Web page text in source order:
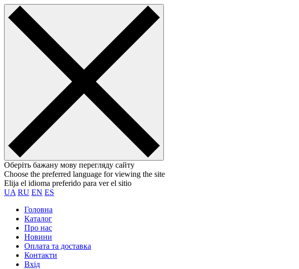
Оберіть бажану мову перегляду сайту
Choose the preferred language for viewing the site
Elija el idioma preferido para ver el sitio
UA RU EN ES
Головна
Каталог
Про нас
Новини
Оплата та доставка
Контакти
Вхiд